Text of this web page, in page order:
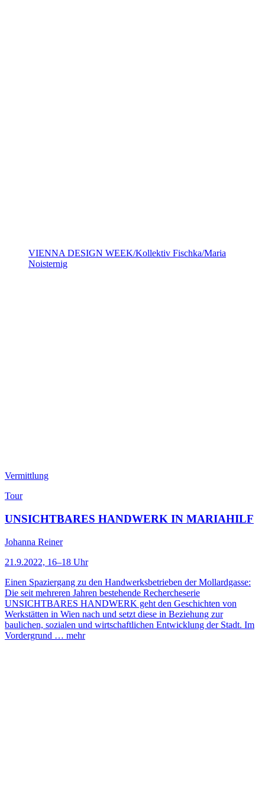
VIENNA DESIGN WEEK/Kollektiv Fischka/Maria
Noisternig
Vermittlung
Tour
UNSICHTBARES HANDWERK IN MARIAHILF
Johanna Reiner
21.9.2022, 16–18 Uhr
Einen Spaziergang zu den Handwerksbetrieben der Mollardgasse:
Die seit mehreren Jahren bestehende Rechercheserie
UNSICHTBARES HANDWERK geht den Geschichten von
Werkstätten in Wien nach und setzt diese in Beziehung zur
baulichen, sozialen und wirtschaftlichen Entwicklung der Stadt. Im
Vordergrund … mehr